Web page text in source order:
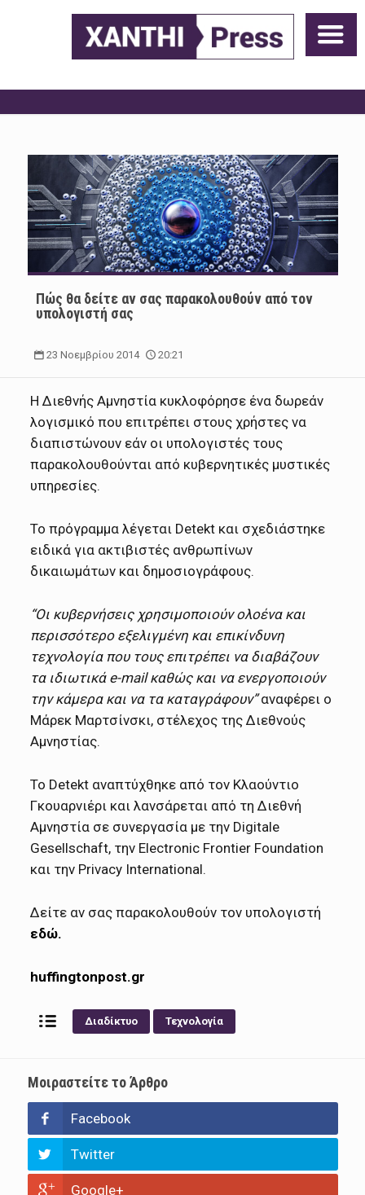
Πώς θα δείτε αν σας παρακολουθούν από τον
υπολογιστή σας
23 Νοεμβρίου 2014 20:21
Η Διεθνής Αμνηστία κυκλοφόρησε ένα δωρεάν
λογισμικό που επιτρέπει στους χρήστες να
διαπιστώνουν εάν οι υπολογιστές τους
παρακολουθούνται από κυβερνητικές μυστικές
υπηρεσίες.
Το πρόγραμμα λέγεται Detekt και σχεδιάστηκε
ειδικά για ακτιβιστές ανθρωπίνων
δικαιωμάτων και δημοσιογράφους.
“Οι κυβερνήσεις χρησιμοποιούν ολοένα και
περισσότερο εξελιγμένη και επικίνδυνη
τεχνολογία που τους επιτρέπει να διαβάζουν
τα ιδιωτικά e-mail καθώς και να ενεργοποιούν
την κάμερα και να τα καταγράφουν”αναφέρει ο
Μάρεκ Μαρτσίνσκι, στέλεχος της Διεθνούς
Αμνηστίας.
Το Detekt αναπτύχθηκε από τον Κλαούντιο
Γκουαρνιέρι και λανσάρεται από τη Διεθνή
Αμνηστία σε συνεργασία με την Digitale
Gesellschaft, την Electronic Frontier Foundation
και την Privacy International.
Δείτε αν σας παρακολουθούν τον υπολογιστή
εδώ.
huffingtonpost.gr
Διαδίκτυο Τεχνολογία
Μοιραστείτε το Άρθρο
Facebook
Twitter
Google+